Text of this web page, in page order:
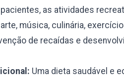
as atividades
música, culinária,
de recaídas e
Uma dieta saudável e